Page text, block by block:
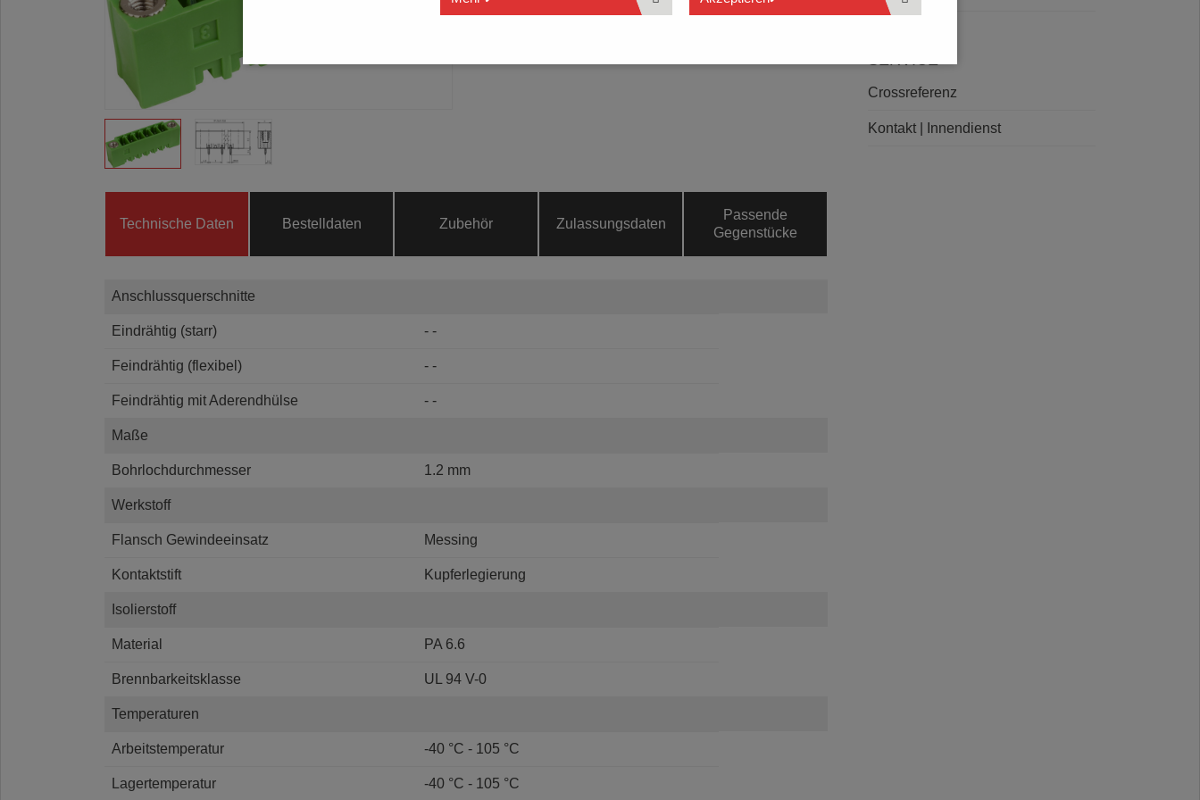
Technische Daten Bestelldaten Zubehör Zulassungsdaten
Passende
Gegenstücke
Anschlussquerschnitte
Eindrähtig (starr) - -
Feindrähtig (flexibel) - -
Feindrähtig mit Aderendhülse - -
Maße
Bohrlochdurchmesser 1.2 mm
Werkstoff
Flansch Gewindeeinsatz Messing
Kontaktstift Kupferlegierung
Isolierstoff
Material PA 6.6
Brennbarkeitsklasse UL 94 V-0
Temperaturen
Arbeitstemperatur -40 °C - 105 °C
Lagertemperatur -40 °C - 105 °C
SERVICE
Crossreferenz
Kontakt | Innendienst